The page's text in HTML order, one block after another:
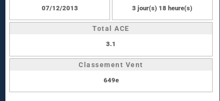
07/12/2013 3 jour(s) 18 heure(s)
Total ACE
3.1
Classement Vent
649e